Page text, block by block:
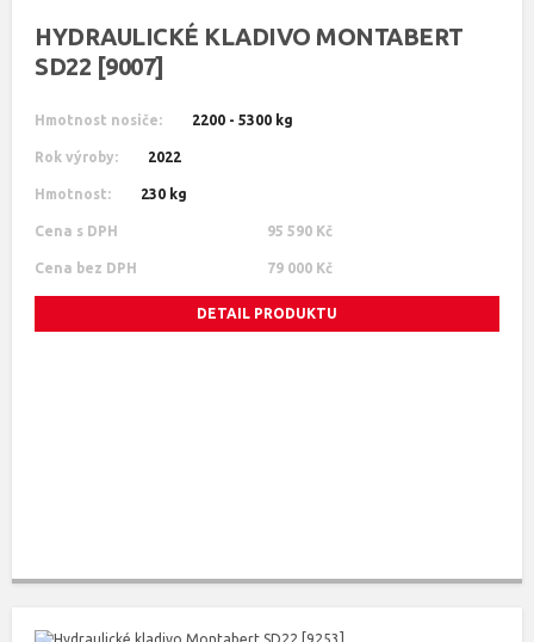
HYDRAULICKÉ KLADIVO MONTABERT
SD22 [9007]
Hmotnost nosiče: 2200 - 5300 kg
Rok výroby: 2022
Hmotnost: 230 kg
Cena s DPH 95 590 Kč
Cena bez DPH 79 000 Kč
DETAIL PRODUKTU